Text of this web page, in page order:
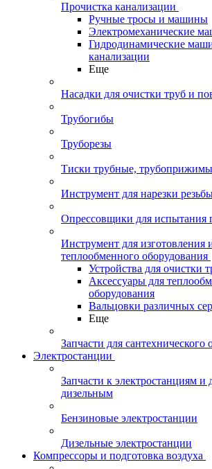
Прочистка канализации
Ручные тросы и машины
Электромеханические
Гидродинамические
канализации
Еще
Насадки для очистки труб и
Трубогибы
Труборезы
Тиски трубные, трубоприжимы
Инструмент для нарезки
Опрессовщики для испытания
Инструмент для изготовления
теплообменного оборудования
Устройства для очистки
Аксессуары для
оборудования
Вальцовки различных
Еще
Запчасти для сантехнического
Электростанции
Запчасти к электростанциям и
дизельным
Бензиновые электростанции
Дизельные электростанции
Компрессоры и подготовка воздуха